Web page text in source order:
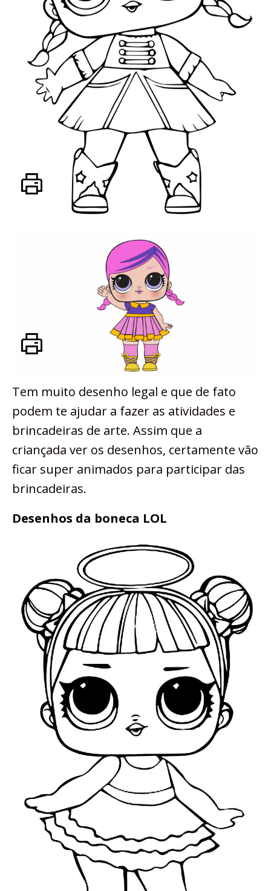
Tem muito desenho legal e que de fato
podem te ajudar a fazer as atividades e
brincadeiras de arte. Assim que a
criançada ver os desenhos, certamente vão
ficar super animados para participar das
brincadeiras.
Desenhos da boneca LOL